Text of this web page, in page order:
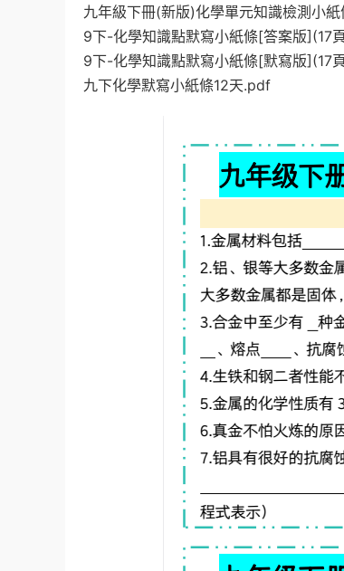
九年級下冊(新版)化學單元知識檢測小
9下-化學知識點默寫小紙條[答案版](17
9下-化學知識點默寫小紙條[默寫版](17
九下化學默寫小紙條12天.pdf